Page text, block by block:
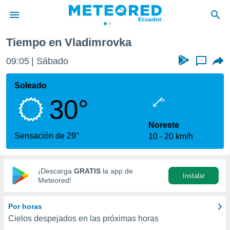
de
ha
calidad.
a este
las
y
digital
basada
Tiempo en Vladimrovka
09:05 Sábado ...
Soleado
30°
Sensación de 29°
Noreste
10
20 km/h
¡Descarga GRATIS la app de
Meteored!
Instalar
Por horas
Cielos despejados en las próximas horas